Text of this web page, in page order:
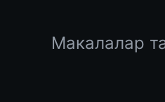
Макалалар